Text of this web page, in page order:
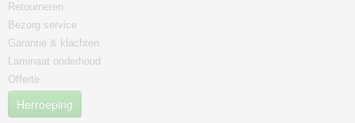
Retourneren
Bezorg service
Garantie & klachten
Laminaat onderhoud
Offerte
Herroeping